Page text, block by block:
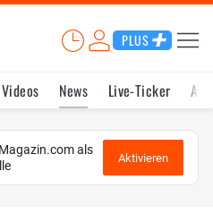
PLUS
Videos News Live-Ticker
als
Aktivieren